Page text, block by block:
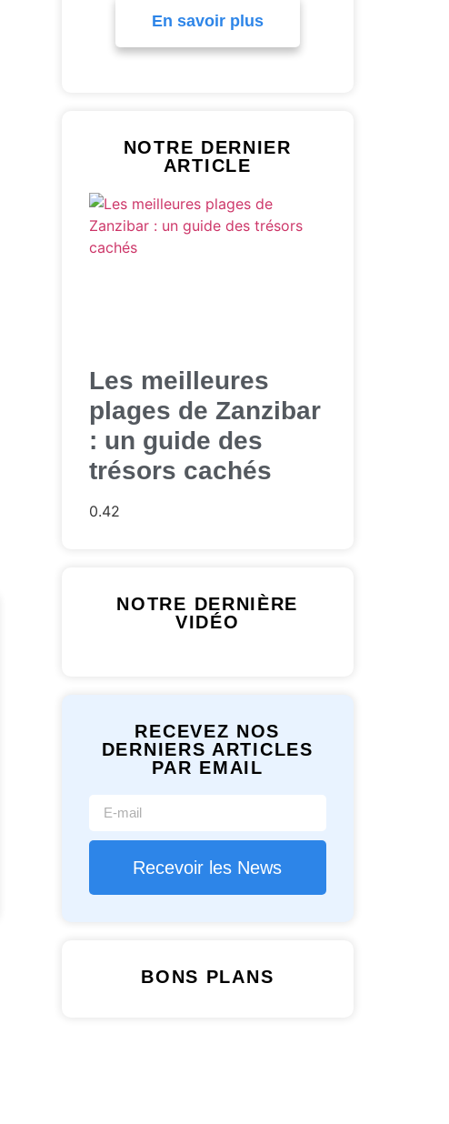
En savoir plus
NOTRE DERNIER
ARTICLE
Les meilleures
plages de Zanzibar
: un guide des
trésors cachés
NOTRE DERNIÈRE
VIDÉO
RECEVEZ NOS
DERNIERS ARTICLES
PAR EMAIL
Recevoir les News
BONS PLANS